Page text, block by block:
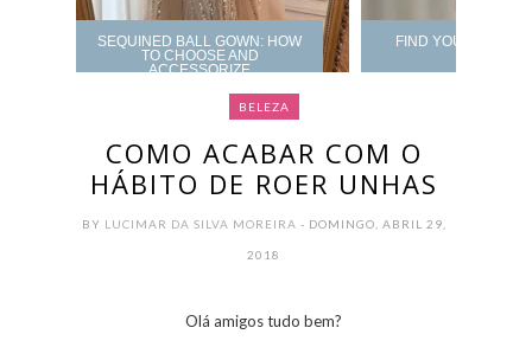
SEQUINED BALL GOWN: HOW
TO CHOOSE AND
ACCESSORIZE
FIND YOUR PROM
BELEZA
COMO ACABAR COM O
HÁBITO DE ROER UNHAS
BY LUCIMAR DA SILVA MOREIRA - DOMINGO, ABRIL 29,
2018
Olá amigos tudo bem?